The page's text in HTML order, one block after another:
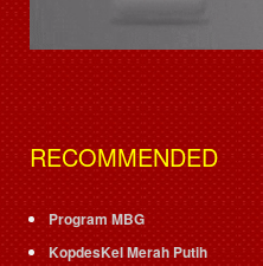
RECOMMENDED
Program MBG
KopdesKel Merah Putih